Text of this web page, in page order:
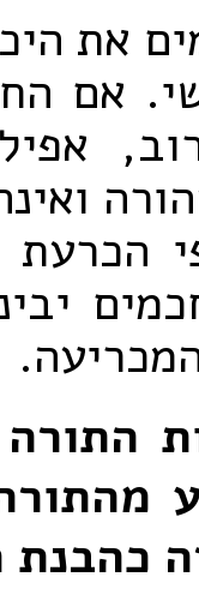
את
אם